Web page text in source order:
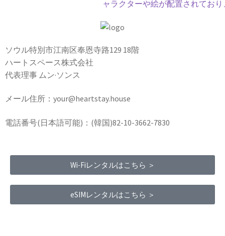
ソウル特別市江南区奉恩寺路129 18階
ハートスペース株式会社
代表理事 ムン·ソンス
メール住所：your@heartstay.house
電話番号(日本語可能)：(韓国)82-10-3662-7830
Wi-Fiレンタルはこちら ＞
eSIMレンタルはこちら ＞